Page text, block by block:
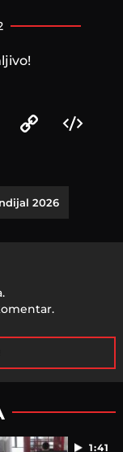
2026
1:41